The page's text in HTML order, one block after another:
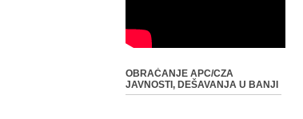
OBRAĆANJE APC/CZA
JAVNOSTI, DEŠAVANJA U BANJI